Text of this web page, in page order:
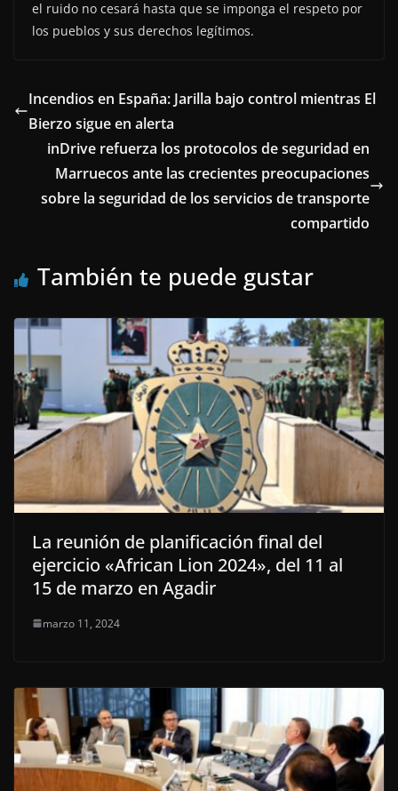
el ruido no cesará hasta que se imponga el respeto por
los pueblos y sus derechos legítimos.
Incendios en España: Jarilla bajo control mientras El
Bierzo sigue en alerta
inDrive refuerza los protocolos de seguridad en
Marruecos ante las crecientes preocupaciones
sobre la seguridad de los servicios de transporte
compartido
También te puede gustar
La reunión de planificación final del
ejercicio «African Lion 2024», del 11 al
15 de marzo en Agadir
marzo 11, 2024